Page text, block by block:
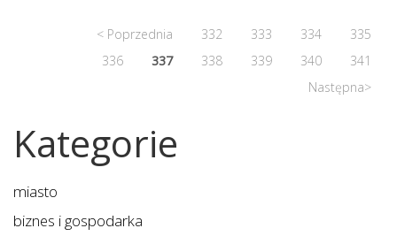
< Poprzednia 332 333 334
335
336
337 338 339 340
341
Następna>
Kategorie
miasto
biznes i gospodarka